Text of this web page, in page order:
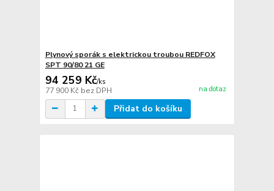
Plynový sporák s elektrickou troubou REDFOX
SPT 90/80 21 GE
94 259 Kč/ks
77 900 Kč bez DPH na dotaz
Přidat do košíku